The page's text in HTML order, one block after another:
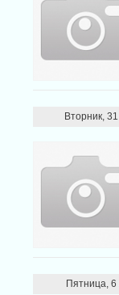
Вторник,
Пятница, 6